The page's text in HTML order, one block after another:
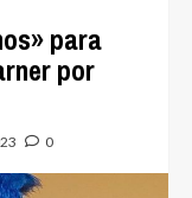
para
por
0